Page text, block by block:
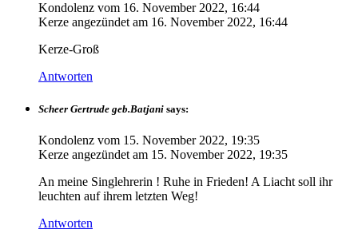
Kondolenz vom 16. November 2022, 16:44
Kerze angezündet am 16. November 2022, 16:44
Kerze-Groß
Antworten
Scheer Gertrude geb.Batjani says:
Kondolenz vom 15. November 2022, 19:35
Kerze angezündet am 15. November 2022, 19:35
An meine Singlehrerin ! Ruhe in Frieden! A Liacht soll ihr
leuchten auf ihrem letzten Weg!
Antworten